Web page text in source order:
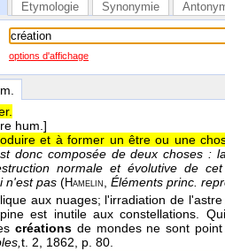
Etymologie Synonymie
options d'affichage
hum.]
et à former un être ou une
donc composée de deux choses :
normale et évolutive de cet
n'est pas (Hamelin, Éléments princ.
aux nuages; l'irradiation de
est inutile aux constellations.
créations de mondes ne sont
t. 2, 1862, p. 80.